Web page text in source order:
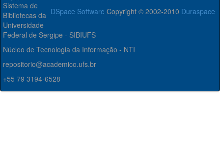
DSpace Software Copyright © 2002-2010 Duraspace
Sistema de
Bibliotecas da
Universidade
Federal de Sergipe - SIBIUFS
Núcleo de Tecnologia da Informação - NTI
repositorio@academico.ufs.br
+55 79 3194-6528